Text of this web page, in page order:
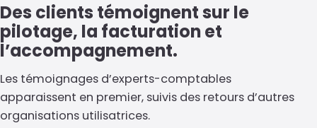
Des clients témoignent sur le
pilotage, la facturation et
l’accompagnement.
Les témoignages d’experts-comptables
apparaissent en premier, suivis des retours d’autres
organisations utilisatrices.